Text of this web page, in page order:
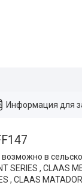
Информация для
в
SERIES , CLAAS
, CLAAS